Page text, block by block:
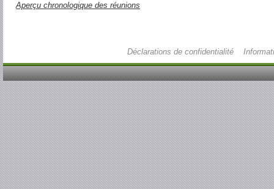
Aperçu chronologique des réunions
Déclarations de confidentialité